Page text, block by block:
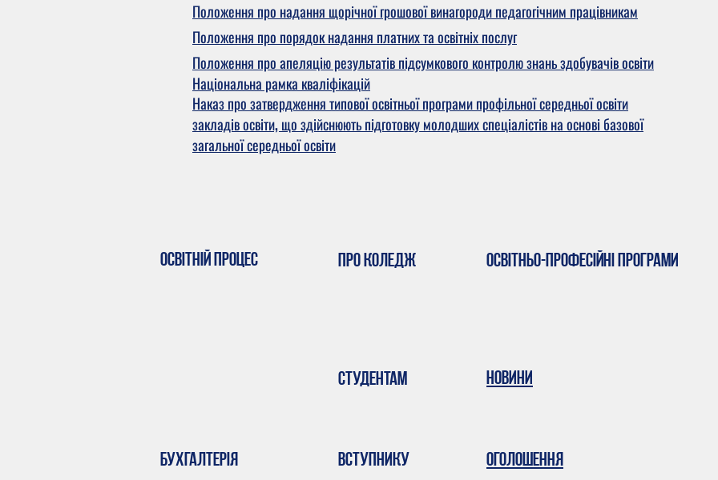
Положення про надання щорічної грошової винагороди педагогічним працівникам
Положення про порядок надання платних та освітніх послуг
Положення про апеляцію результатів підсумкового контролю знань здобувачів освіти
Національна рамка кваліфікацій
Наказ про затвердження типової освітньої програми профільної середньої освіти
закладів освіти, що здійснюють підготовку молодших спеціалістів на основі базової
загальної середньої освіти
Освітній процес Про коледж Освітньо-професійні програми
Студентам Новини
Бухгалтерія вступнику Оголошення